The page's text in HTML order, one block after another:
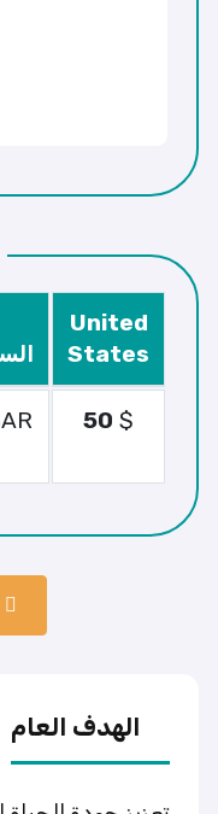
United
States
50 $
الهدف العام